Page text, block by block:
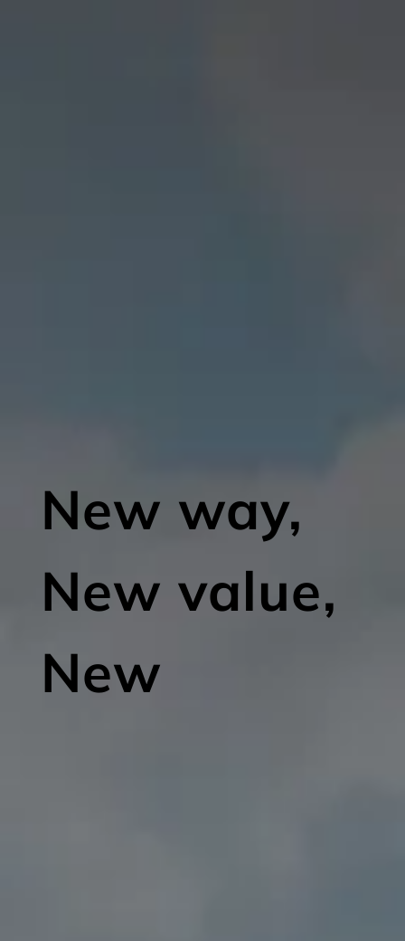
New way,
New value,
New